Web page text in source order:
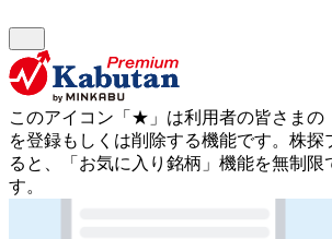
このアイコン 「★」 は利用者の皆さまの
を登録もしくは削除する機能です。 株探
ると、「お気に入り銘柄」機能を無制限
す。